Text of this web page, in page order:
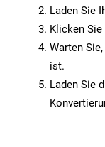
Laden Sie
Klicken
Warten
ist.
Laden Sie